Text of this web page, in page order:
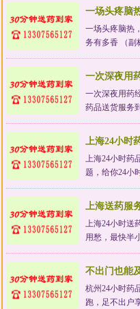
一场头疼脑热
务有多香 （副
一次深夜用药
药品送货服务
上海24小时药
题，给你24小
上海送药服
上海24小时送
用愁，最快半
杭州24小时药
跑，足不出户